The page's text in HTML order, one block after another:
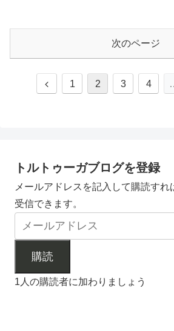
次のページ
前
1 2 3 4
トルトゥーガブログを登録
メールアドレスを記入して購読す
受信できます。
購読
1人の購読者に加わりましょう